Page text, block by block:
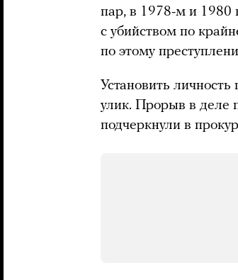
пар, в 1978-м и 1980
с убийством по
по этому
Установить
улик. Прорыв в деле
подчеркнули в